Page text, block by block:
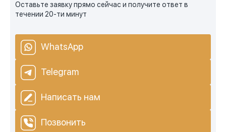
Оставьте заявку прямо сейчас и получите ответ в
течении 20-ти минут
WhatsApp
Telegram
Написать нам
Позвонить